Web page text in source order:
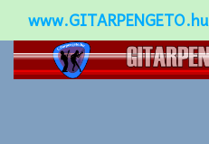
www.GITARPENGETO.hu
Népszerű-